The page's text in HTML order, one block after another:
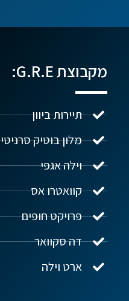
מקבוצת G.R.E:
תיירות ביוון
מלון בוטיק סרניטי
וילה אגפי
קוואטרו אס
פרויקט חופים
דה סקוואר
ארט וילה
נדל"ן ביוון G.R.E
שלום! איך אפשר לעזור?